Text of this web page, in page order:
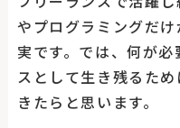
やプログラミングだ
実です。では、何が
スとして生き残るた
きたらと思います。